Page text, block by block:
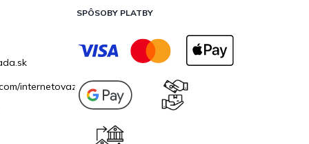
internetovazahrada.sk/
SPÔSOBY PLATBY